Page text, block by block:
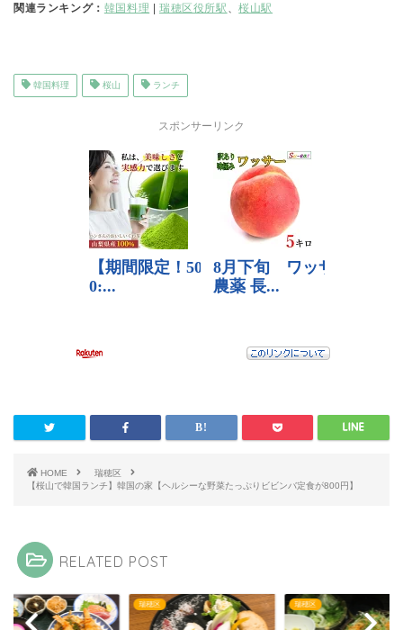
関連ランキング： 韓国料理 |瑞穂区役所駅 、桜山駅
韓国料理 桜山 ランチ
スポンサーリンク
HOME
瑞穂区
【桜山で韓国ランチ】韓国の家【ヘルシーな野菜たっぷりビビンバ定食が800円】
RELATED POST
瑞穂区 瑞穂区